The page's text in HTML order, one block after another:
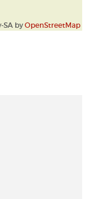
SA byOpenStreetMap